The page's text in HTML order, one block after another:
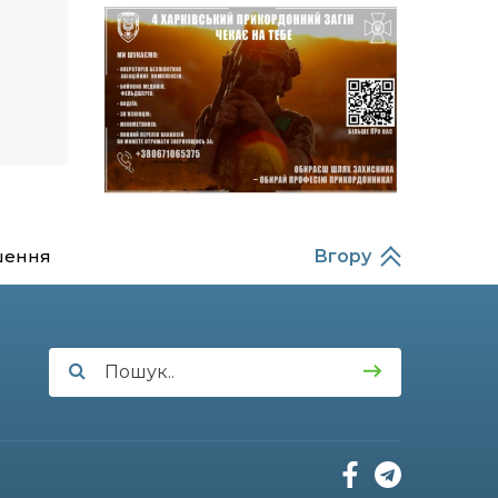
14:37
21 лип
Захищав кордон до
останнього подиху:
пам’яті полеглого
прикордонника
Олександра Кичаня
(ВІДЕО)
11:28
Від штанги до «крил»: як
спорт і характер
перемогу на Донеччині
Вгору